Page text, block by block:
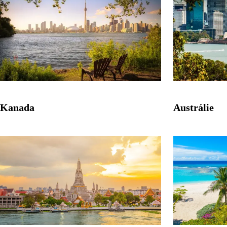
Kanada Austrálie